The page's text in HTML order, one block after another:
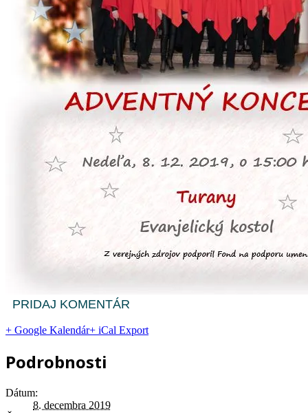
PRIDAJ KOMENTÁR
+ Google Kalendár+ iCal Export
Podrobnosti
Dátum:
8. decembra 2019